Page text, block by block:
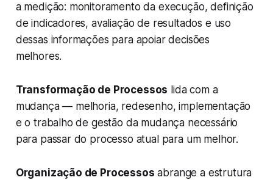
a medição: monitoramento da execução, definição
de indicadores, avaliação de resultados e uso
dessas informações para apoiar decisões
melhores.
Transformação de Processos lida com a
mudança — melhoria, redesenho, implementação
e o trabalho de gestão da mudança necessário
para passar do processo atual para um melhor.
Organização de Processos abrange a estrutura